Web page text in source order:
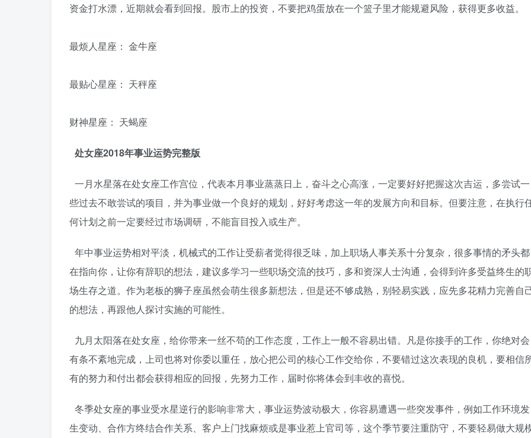
资金打水漂，近期就会看到回报。股市上的投资，不要把鸡蛋放在一个篮子里才能规避风险，获得更多收益。
最烦人星座： 金牛座
最贴心星座： 天秤座
财神星座： 天蝎座
处女座2018年事业运势完整版
一月水星落在处女座工作宫位，代表本月事业蒸蒸日上，奋斗之心高涨，一定要好好把握这次吉运，多尝试一
些过去不敢尝试的项目，并为事业做一个良好的规划，好好考虑这一年的发展方向和目标。但要注意，在执行
何计划之前一定要经过市场调研，不能盲目投入或生产。
年中事业运势相对平淡，机械式的工作让受薪者觉得很乏味，加上职场人事关系十分复杂，很多事情的矛头都
在指向你，让你有辞职的想法，建议多学习一些职场交流的技巧，多和资深人士沟通，会得到许多受益终生的
场生存之道。作为老板的狮子座虽然会萌生很多新想法，但是还不够成熟，别轻易实践，应先多花精力完善自
的想法，再跟他人探讨实施的可能性。
九月太阳落在处女座，给你带来一丝不苟的工作态度，工作上一般不容易出错。凡是你接手的工作，你绝对会
有条不紊地完成，上司也将对你委以重任，放心把公司的核心工作交给你，不要错过这次表现的良机，要相信
有的努力和付出都会获得相应的回报，先努力工作，届时你将体会到丰收的喜悦。
冬季处女座的事业受水星逆行的影响非常大，事业运势波动极大，你容易遭遇一些突发事件，例如工作环境发
生变动、合作方终结合作关系、客户上门找麻烦或是事业惹上官司等，这个季节要注重防守，不要轻易做大规